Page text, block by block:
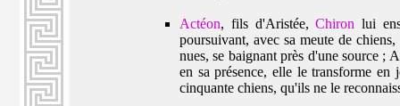
Actéon, fils d'Aristée,Chiron lui
poursuivant, avec sa meute de
nues, se baignant près d'une source ;
en sa présence, elle le transforme
cinquante chiens, qu'ils ne le